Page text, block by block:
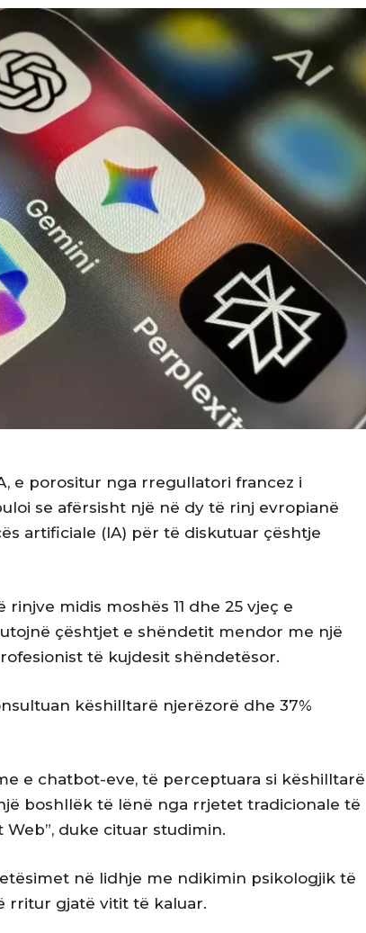
e porositur nga rregullatori francez i
se afërsisht një në dy të rinj evropianë
artificiale (IA) për të diskutuar çështje
rinjve midis moshës 11 dhe 25 vjeç e
çështjet e shëndetit mendor me një
të kujdesit shëndetësor.
këshilltarë njerëzorë dhe 37%
e chatbot-eve, të perceptuara si këshilltarë
boshllëk të lënë nga rrjetet tradicionale të
Web”, duke cituar studimin.
në lidhje me ndikimin psikologjik të
rritur gjatë vitit të kaluar.